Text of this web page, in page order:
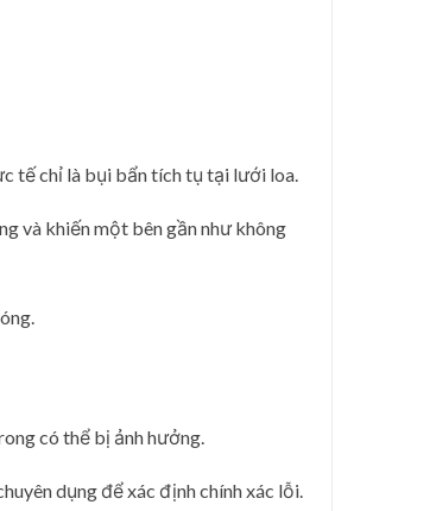
tế chỉ là bụi bẩn tích tụ tại lưới loa.
và khiến một bên gần như không
có thể bị ảnh hưởng.
dụng để xác định chính xác lỗi.